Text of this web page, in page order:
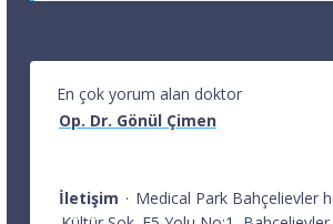
En çok yorum alan doktor
Op. Dr. Gönül Çimen
İletişim · Medical Park Bahçelievler